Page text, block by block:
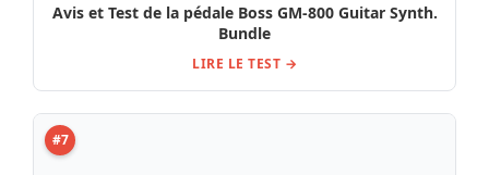
Avis et Test de la pédale Boss GM-800 Guitar Synth.
Bundle
LIRE LE TEST →
#7